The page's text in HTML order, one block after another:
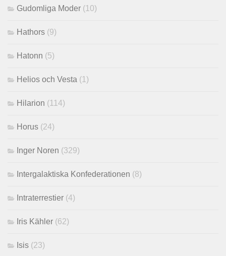
Gudomliga Moder (10)
Hathors (9)
Hatonn (5)
Helios och Vesta (1)
Hilarion (114)
Horus (24)
Inger Noren (329)
Intergalaktiska Konfederationen (8)
Intraterrestier (4)
Iris Kähler (62)
Isis (23)